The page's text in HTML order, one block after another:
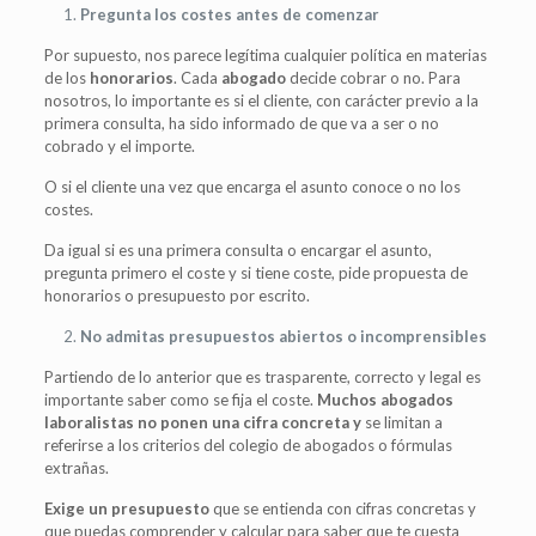
Pregunta los costes antes de comenzar
Por supuesto, nos parece legítima cualquier política en materias
de los honorarios. Cada abogadodecide cobrar o no. Para
nosotros, lo importante es si el cliente, con carácter previo a la
primera consulta, ha sido informado de que va a ser o no
cobrado y el importe.
O si el cliente una vez que encarga el asunto conoce o no los
costes.
Da igual si es una primera consulta o encargar el asunto,
pregunta primero el coste y si tiene coste, pide propuesta de
honorarios o presupuesto por escrito.
No admitas presupuestos abiertos o incomprensibles
Partiendo de lo anterior que es trasparente, correcto y legal es
importante saber como se fija el coste. Muchos abogados
laboralistas no ponen una cifra concreta yse limitan a
referirse a los criterios del colegio de abogados o fórmulas
extrañas.
Exige un presupuestoque se entienda con cifras concretas y
que puedas comprender y calcular para saber que te cuesta